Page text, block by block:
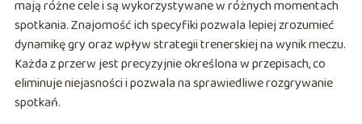
mają różne cele i są wykorzystywane w różnych momentach
spotkania. Znajomość ich specyfiki pozwala lepiej zrozumieć
dynamikę gry oraz wpływ strategii trenerskiej na wynik meczu.
Każda z przerw jest precyzyjnie określona w przepisach, co
eliminuje niejasności i pozwala na sprawiedliwe rozgrywanie
spotkań.